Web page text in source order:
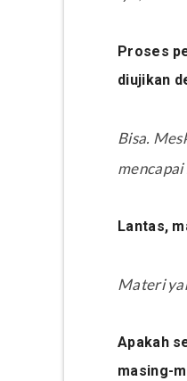
Proses
diujikan
Bisa.
Lantas,
Materi
Apakah
masing-